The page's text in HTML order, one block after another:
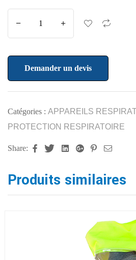
Demander un devis
Catégories : APPAREILS
PROTECTION RESPIRATOIRE
Share: FacebookTwitterLinkedinGoogle+Pinterest
Produits similaires